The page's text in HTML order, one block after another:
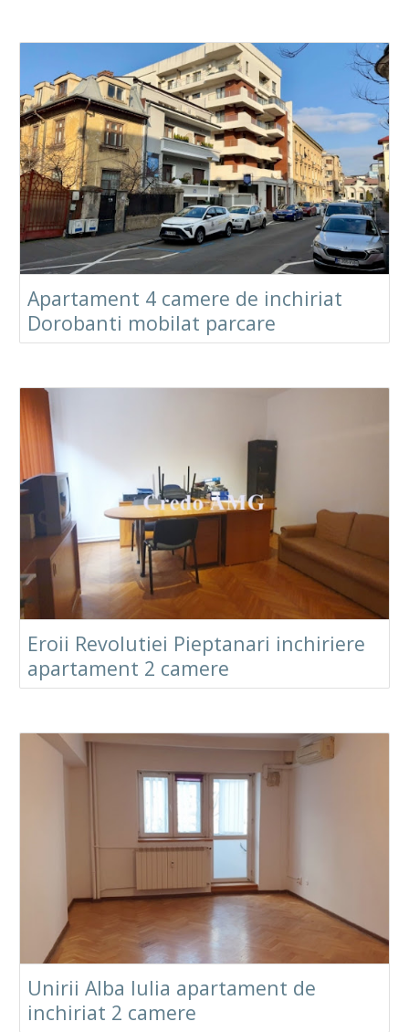
Apartament 4 camere de inchiriat
Dorobanti mobilat parcare
Eroii Revolutiei Pieptanari inchiriere
apartament 2 camere
Unirii Alba Iulia apartament de
inchiriat 2 camere